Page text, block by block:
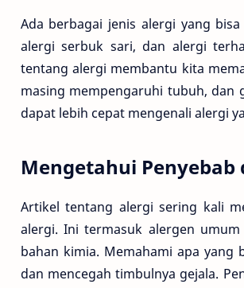
Ada berbagai jenis alergi yang
alergi serbuk sari, dan alergi
tentang alergi membantu kita
masing mempengaruhi tubuh, dan
dapat lebih cepat mengenali alergi
Mengetahui Penyebab
Artikel tentang alergi sering kali
alergi. Ini termasuk alergen
bahan kimia. Memahami apa
dan mencegah timbulnya gejala.